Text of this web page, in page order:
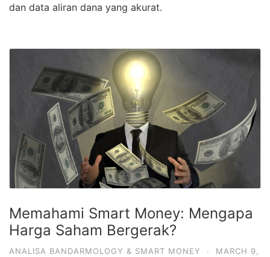
dan data aliran dana yang akurat.
Memahami Smart Money: Mengapa
Harga Saham Bergerak?
ANALISA BANDARMOLOGY & SMART MONEY ·
MARCH 9,